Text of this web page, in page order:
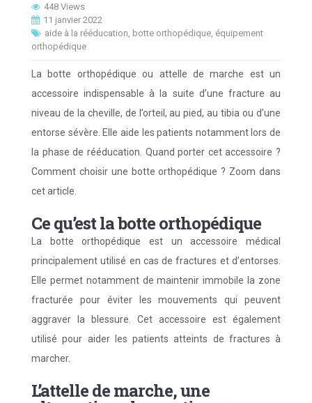
448 Views
11 janvier 2022
aide à la rééducation, botte orthopédique, équipement
orthopédique
La botte orthopédique ou attelle de marche est un
accessoire indispensable à la suite d’une fracture au
niveau de la cheville, de l’orteil, au pied, au tibia ou d’une
entorse sévère. Elle aide les patients notamment lors de
la phase de rééducation. Quand porter cet accessoire ?
Comment choisir une botte orthopédique ? Zoom dans
cet article.
Ce qu’est la botte orthopédique
La botte orthopédique est un accessoire médical
principalement utilisé en cas de fractures et d’entorses.
Elle permet notamment de maintenir immobile la zone
fracturée pour éviter les mouvements qui peuvent
aggraver la blessure. Cet accessoire est également
utilisé pour aider les patients atteints de fractures à
marcher.
L’attelle de marche, une